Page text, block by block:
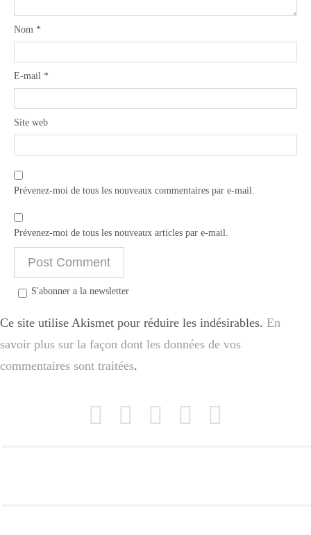
Nom *
E-mail *
Site web
Prévenez-moi de tous les nouveaux commentaires par e-mail.
Prévenez-moi de tous les nouveaux articles par e-mail.
S'abonner a la newsletter
Ce site utilise Akismet pour réduire les indésirables. En
savoir plus sur la façon dont les données de vos
commentaires sont traitées.